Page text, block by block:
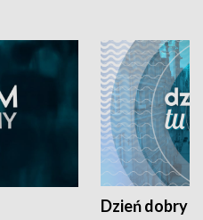
Dzień dobry